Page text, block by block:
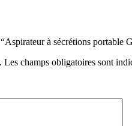
à sécrétions portable
Les champs obligatoires sont